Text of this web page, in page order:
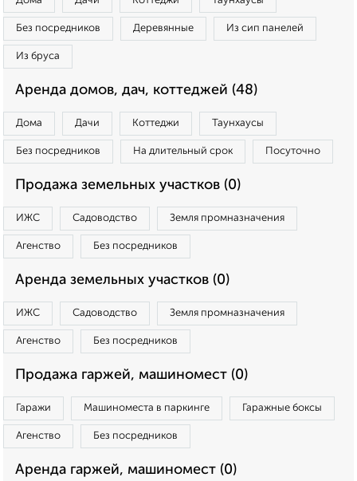
Без посредников Деревянные Из сип панелей
Из бруса
Аренда домов, дач, коттеджей (48)
Дома Дачи Коттеджи Таунхаусы
Без посредников На длительный срок Посуточно
Продажа земельных участков (0)
ИЖС Садоводство Земля промназначения
Агенство Без посредников
Аренда земельных участков (0)
ИЖС Садоводство Земля промназначения
Агенство Без посредников
Продажа гаржей, машиномест (0)
Гаражи Машиноместа в паркинге Гаражные боксы
Агенство Без посредников
Аренда гаржей, машиномест (0)